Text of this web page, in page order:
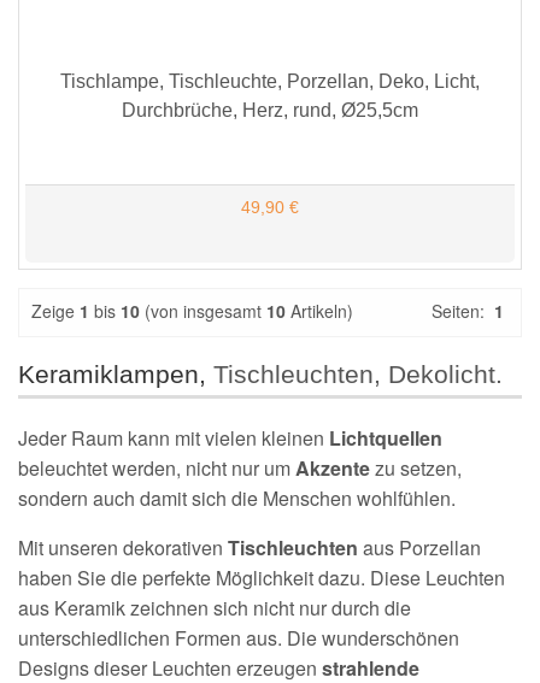
Tischlampe, Tischleuchte, Porzellan, Deko, Licht,
Durchbrüche, Herz, rund, Ø25,5cm
49,90 €
Zeige 1 bis 10 (von insgesamt 10 Artikeln) Seiten: 1
Keramiklampen, Tischleuchten, Dekolicht.
Jeder Raum kann mit vielen kleinen Lichtquellen
beleuchtet werden, nicht nur umAkzentezu setzen,
sondern auch damit sich die Menschen wohlfühlen.
Mit unseren dekorativen Tischleuchten aus Porzellan
haben Sie die perfekte Möglichkeit dazu. Diese Leuchten
aus Keramik zeichnen sich nicht nur durch die
unterschiedlichen Formen aus. Die wunderschönen
Designs dieser Leuchten erzeugen strahlende